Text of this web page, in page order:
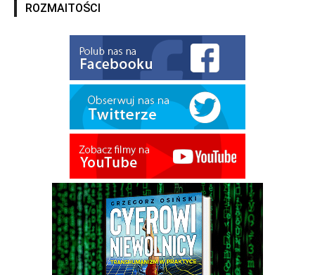
ROZMAITOŚCI